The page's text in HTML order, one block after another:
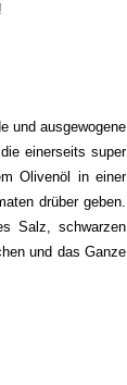
und ausgewogene
einerseits super
Olivenöl in einer
drüber geben.
Salz, schwarzen
und das Ganze